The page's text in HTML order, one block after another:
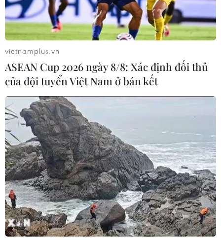
vietnamplus.vn
ASEAN Cup 2026 ngày 8/8: Xác định đối thủ
của đội tuyển Việt Nam ở bán kết